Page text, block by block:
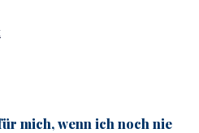
mich, wenn ich noch nie